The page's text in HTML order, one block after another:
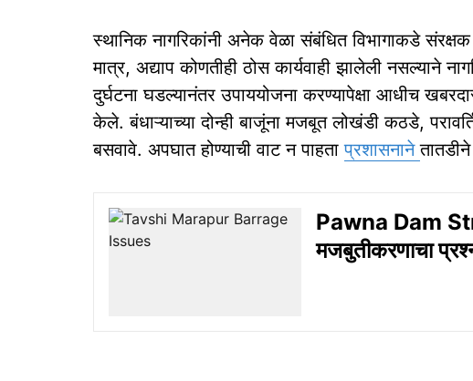
स्थानिक नागरिकांनी अनेक वेळा संबंधित विभागाकडे
मात्र, अद्याप कोणतीही ठोस कार्यवाही झालेली नसल्याने
दुर्घटना घडल्यानंतर उपाययोजना करण्यापेक्षा आधीच
केले. बंधाऱ्याच्या दोन्ही बाजूंना मजबूत लोखंडी कठडे,
बसवावे. अपघात होण्याची वाट न पाहताप्रशासनाने
Pawna Dam
मजबुतीकरणाचा